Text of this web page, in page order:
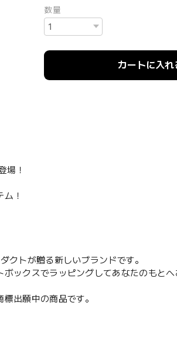
数量
カートに入れ
場！
！
クトが贈る新しいブランドです。
ックスでラッピングしてあなたのもとへ
標出願中の商品です。